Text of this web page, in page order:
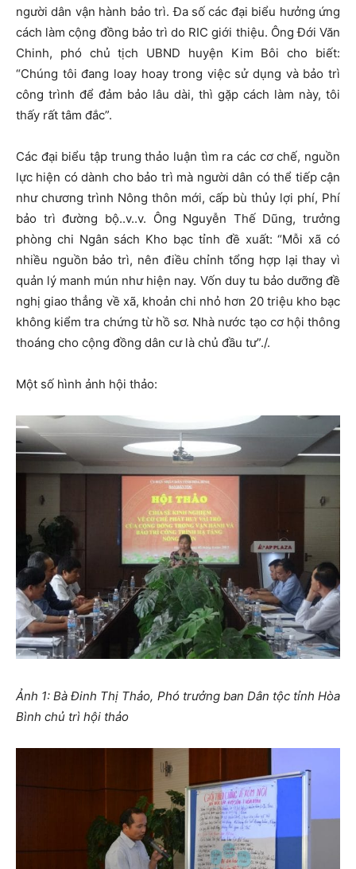
người dân vận hành bảo trì. Đa số các đại biểu hưởng ứng
cách làm cộng đồng bảo trì do RIC giới thiệu. Ông Đới Văn
Chinh, phó chủ tịch UBND huyện Kim Bôi cho biết:
“Chúng tôi đang loay hoay trong việc sử dụng và bảo trì
công trình để đảm bảo lâu dài, thì gặp cách làm này, tôi
thấy rất tâm đắc”.
Các đại biểu tập trung thảo luận tìm ra các cơ chế, nguồn
lực hiện có dành cho bảo trì mà người dân có thể tiếp cận
như chương trình Nông thôn mới, cấp bù thủy lợi phí, Phí
bảo trì đường bộ..v..v. Ông Nguyễn Thế Dũng, trưởng
phòng chi Ngân sách Kho bạc tỉnh đề xuất: “Mỗi xã có
nhiều nguồn bảo trì, nên điều chỉnh tổng hợp lại thay vì
quản lý manh mún như hiện nay. Vốn duy tu bảo dưỡng đề
nghị giao thẳng về xã, khoản chi nhỏ hơn 20 triệu kho bạc
không kiểm tra chứng từ hồ sơ. Nhà nước tạo cơ hội thông
thoáng cho cộng đồng dân cư là chủ đầu tư”./.
Một số hình ảnh hội thảo:
Ảnh 1: Bà Đinh Thị Thảo, Phó trưởng ban Dân tộc tỉnh Hòa
Bình chủ trì hội thảo